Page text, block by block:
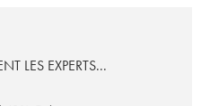
LES EXPERTS...